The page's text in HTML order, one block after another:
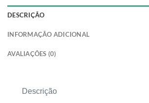
DESCRIÇÃO
INFORMAÇÃO ADICIONAL
AVALIAÇÕES (0)
Descrição